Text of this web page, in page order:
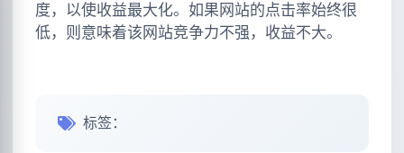
度，以使收益最大化。如果网站的点击率始终很
低，则意味着该网站竞争力不强，收益不大。
标签：